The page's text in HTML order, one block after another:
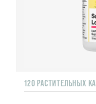
120 РАСТИТЕЛЬНЫХ